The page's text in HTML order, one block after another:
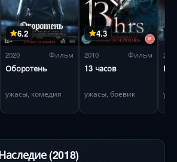
6.2
2020 Фильм
Оборотень
ужасы, комедия
4.3
2010 Фильм
13 часов
ужасы, боевик
2017
(2018)